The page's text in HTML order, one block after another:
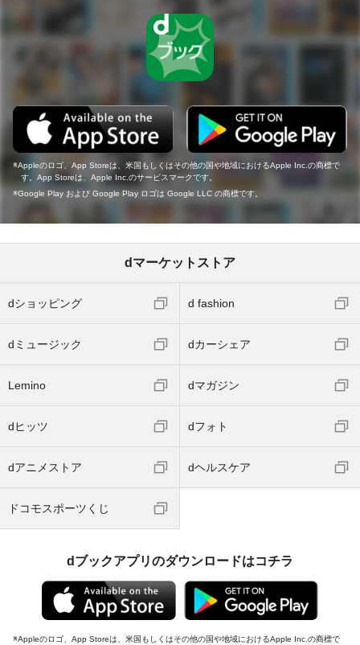
Appleのロゴ、App Storeは、米国もしくはその他の国や地域におけるApple Inc.の商標で
す。App Storeは、Apple Inc.のサービスマークです。
Google Play および Google Play ロゴは Google LLC の商標です。
dマーケットストア
dショッピング d fashion
dミュージック dカーシェア
Lemino dマガジン
dヒッツ dフォト
dアニメストア dヘルスケア
ドコモスポーツくじ
dブックアプリのダウンロードはコチラ
Appleのロゴ、App Storeは、米国もしくはその他の国や地域におけるApple Inc.の商標で